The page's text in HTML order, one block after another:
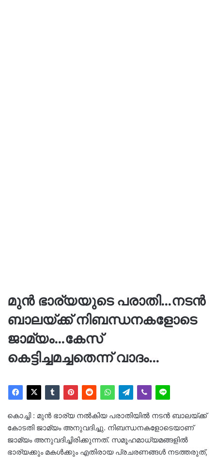
മുൻ ഭാര്യയുടെ പരാതി…നടൻ
ബാലയ്ക്ക് നിബന്ധനകളോടെ
ജാമ്യം…കേസ്
കെട്ടിച്ചമച്ചതെന്ന് വാദം…
കൊച്ചി : മുൻ ഭാര്യ നൽകിയ പരാതിയിൽ നടൻ ബാലയ്ക്ക്
കോടതി ജാമ്യം അനുവദിച്ചു. നിബന്ധനകളോടെയാണ്
ജാമ്യം അനുവദിച്ചിരിക്കുന്നത്. സമൂഹമാധ്യമങ്ങളിൽ
ഭാര്യക്കും മകൾക്കും എതിരായ പ്രചരണങ്ങൾ നടത്തരുത്,